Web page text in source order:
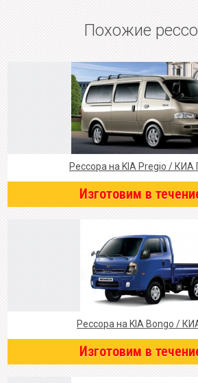
Похожие
Рессора на KIA Pregio /
Изготовим в
Рессора на KIA Bongo /
Изготовим в